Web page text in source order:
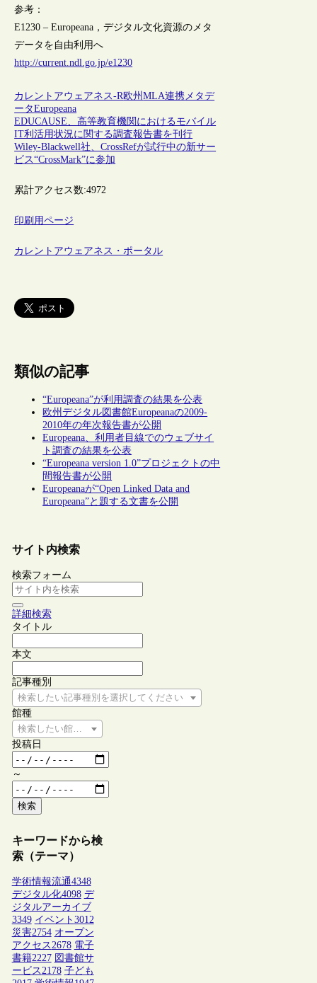
参考：
E1230 – Europeana，デジタル文化資源のメタ
データを自由利用へ
http://current.ndl.go.jp/e1230
カレントアウェアネス-R欧州MLA連携 メタデ
ータEuropeana
EDUCAUSE、高等教育機関におけるモバイル
IT利活用状況に関する調査報告書を刊行
Wiley-Blackwell社、CrossRefが試行中の新サー
ビス“CrossMark”に参加
累計アクセス数:4972
印刷用ページ
カレントアウェアネス・ポータル
類似の記事
“Europeana”が利用調査の結果を公表
欧州デジタル図書館Europeanaの2009-
2010年の年次報告書が公開
Europeana、利用者目線でのウェブサイ
ト調査の結果を公表
“Europeana version 1.0”プロジェクトの中
間報告書が公開
Europeanaが“Open Linked Data and
Europeana”と題する文書を公開
サイト内検索
検索フォーム
詳細検索
タイトル
本文
記事種別
検索したい記事種別を選択してください
館種
検索したい館種を選択してください
投稿日
～
検索
キーワードから検
索（テーマ）
学術情報流通4348
デジタル化4098 デ
ジタルアーカイブ
3349 イベント 3012
災害2754 オープン
アクセス2678 電子
書籍2227 図書館サ
ービス2178 子ども